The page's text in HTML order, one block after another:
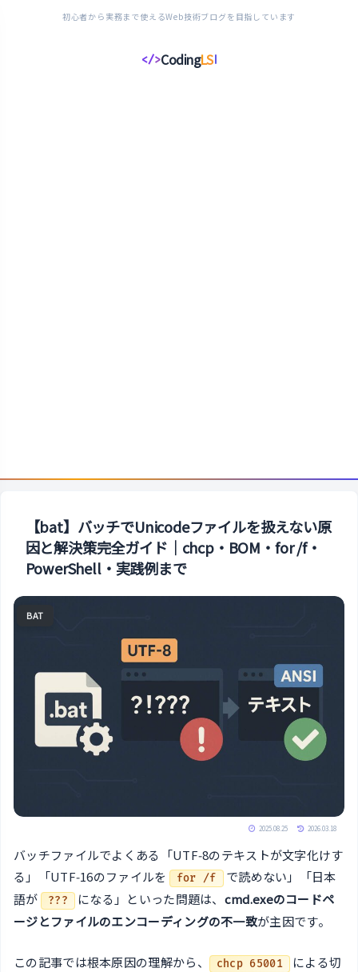
初心者から実務まで使えるWeb技術ブログを目指しています
</>CodingLS
コ
【bat】バッチでUnicodeファイルを扱えない原
因と解決策完全ガイド｜chcp・BOM・for /f・
PowerShell・実践例まで
BAT
2025.08.25 2026.03.18
バッチファイルでよくある「UTF‑8のテキストが文字化けす
る」「UTF‑16のファイルを
for /f
で読めない」「日本
語が
??? になる」といった問題は、 cmd.exeのコードペ
ージとファイルのエンコーディングの不一致が主因です。
この記事では根本原因の理解から、 chcp 65001 による切